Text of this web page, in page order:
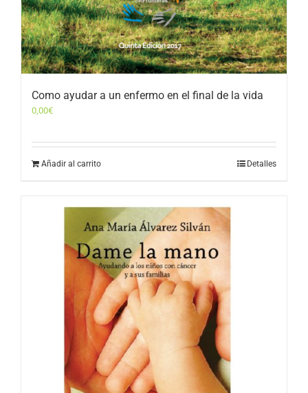
Como ayudar a un enfermo en el final de la vida
0,00€
Añadir al carrito Detalles